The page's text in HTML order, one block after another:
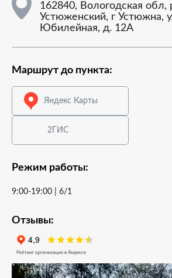
162840, Вологодская обл,
Устюженский, г Устюжна,
Юбилейная, д. 12А
Маршрут до пункта:
Яндекс Карты
2ГИС
Режим работы:
9:00-19:00 | 6/1
Отзывы: